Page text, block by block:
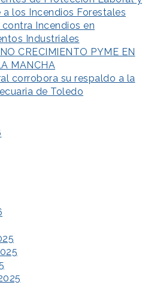
los Incendios Forestales
Incendios en
Industriales
CRECIMIENTO PYME EN
MANCHA
corrobora su respaldo a la
de Toledo